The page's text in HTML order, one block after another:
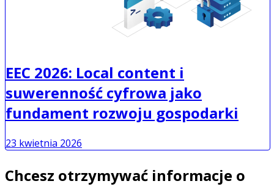
EEC 2026: Local content i
suwerenność cyfrowa jako
fundament rozwoju gospodarki
23 kwietnia 2026
Chcesz otrzymywać informacje o